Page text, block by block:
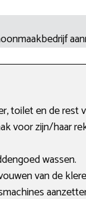
toilet en de rest
voor zijn/haar
wassen.
van de